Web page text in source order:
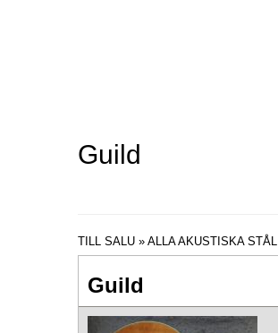
Guild
TILL SALU » ALLA AKUSTISKA STÅL
Guild